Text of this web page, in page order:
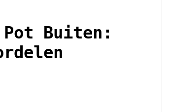
Pot Buiten: